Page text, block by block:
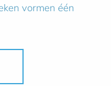
vormen één